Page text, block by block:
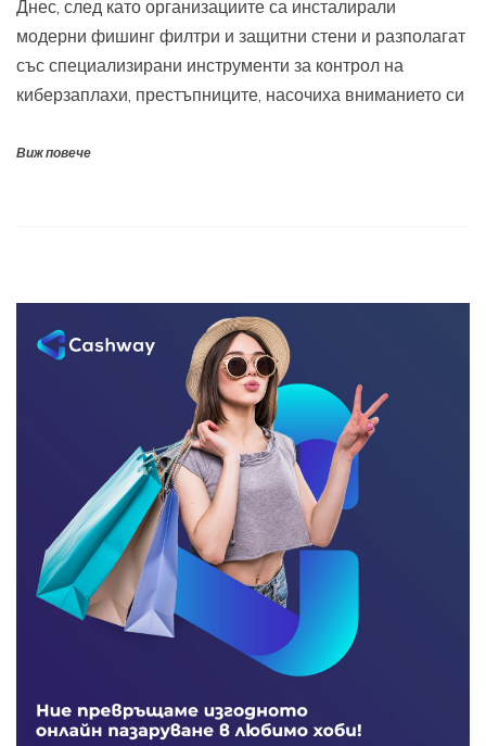
Днес, след като организациите са инсталирали
модерни фишинг филтри и защитни стени и разполагат
със специализирани инструменти за контрол на
киберзаплахи, престъпниците, насочиха вниманието си
Виж повече